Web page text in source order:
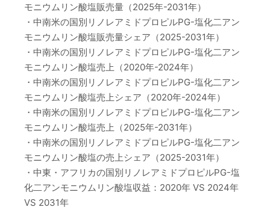
モニウムリン酸塩販売量（2025年-2031年）
・中南米の国別リノレアミドプロピルPG-塩化二アン
モニウムリン酸塩販売量シェア（2025-2031年）
・中南米の国別リノレアミドプロピルPG-塩化二アン
モニウムリン酸塩売上（2020年-2024年）
・中南米の国別リノレアミドプロピルPG-塩化二アン
モニウムリン酸塩売上シェア（2020年-2024年）
・中南米の国別リノレアミドプロピルPG-塩化二アン
モニウムリン酸塩売上（2025年-2031年）
・中南米の国別リノレアミドプロピルPG-塩化二アン
モニウムリン酸塩の売上シェア（2025-2031年）
・中東・アフリカの国別リノレアミドプロピルPG-塩
化二アンモニウムリン酸塩収益：2020年 VS 2024年
VS 2031年